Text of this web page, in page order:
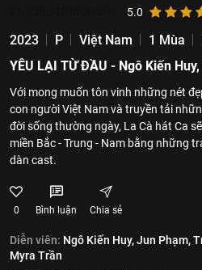
5.0
2023 P Việt Nam 1 Mùa
YÊU LẠI TỪ ĐẦU - Ngô Kiến
Với mong muốn tôn vinh những nét
con người Việt Nam và truyền tải
đời sống thường ngày, La Cà hát Ca
miền Bắc - Trung - Nam bằng những
dàn cast.
0 Bình luận Chia sẻ
Diễn viên: Ngô Kiến Huy,Jun Phạm,
Myra Trần